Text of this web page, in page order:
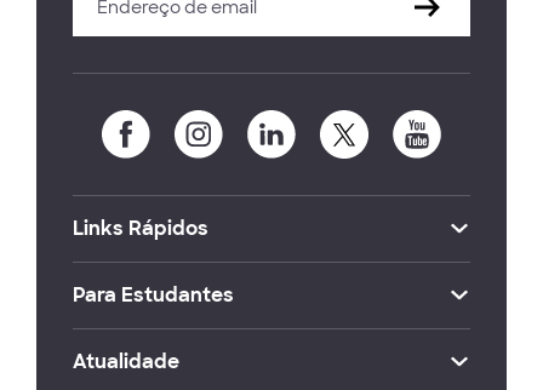
Links Rápidos
Para Estudantes
Atualidade